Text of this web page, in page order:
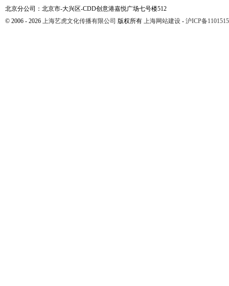
北京分公司：北京市-大兴区-CDD创意港嘉悦广场七号楼512
© 2006 - 2026 上海艺虎文化传播有限公司 版权所有 上海网站建设 - 沪ICP备